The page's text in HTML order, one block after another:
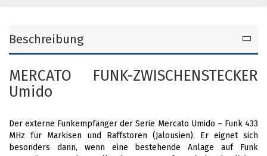
Beschreibung
MERCATO FUNK-ZWISCHENSTECKER
Umido
Der externe Funkempfänger der Serie Mercato Umido – Funk 433
MHz für Markisen und Raffstoren (Jalousien). Er eignet sich
besonders dann, wenn eine bestehende Anlage auf Funk